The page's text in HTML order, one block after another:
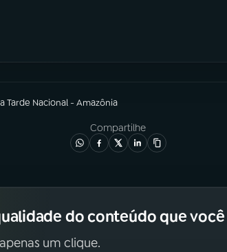
Tarde Nacional - Amazônia
Compartilhe
do conteúdo que você
um clique.